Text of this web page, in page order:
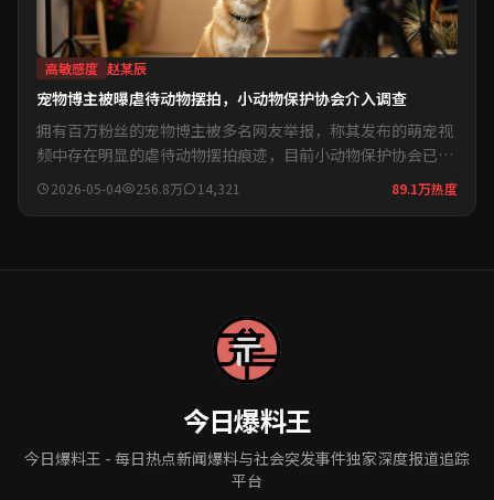
高敏感度 赵某辰
宠物博主被曝虐待动物摆拍，小动物保护协会介入调查
拥有百万粉丝的宠物博主被多名网友举报，称其发布的萌宠视
频中存在明显的虐待动物摆拍痕迹，目前小动物保护协会已介
入调查...
2026-05-04 256.8万 14,321 89.1万热度
今日爆料王
今日爆料王 - 每日热点新闻爆料与社会突发事件独家深度报道追踪
平台